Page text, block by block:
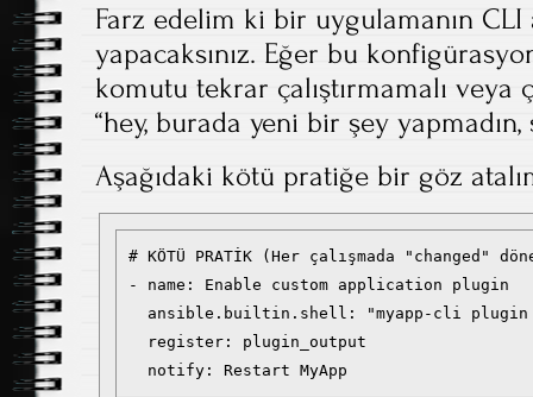
Farz edelim ki bir uygulamanın
yapacaksınız. Eğer bu
komutu tekrar çalıştırmamalı veya
“hey, burada yeni bir şey
Aşağıdaki kötü pratiğe bir göz
# KÖTÜ PRATİK (Her çalışmada
- name: Enable custom application plugin
ansible.builtin.shell: "myapp-cli
  register: plugin_output